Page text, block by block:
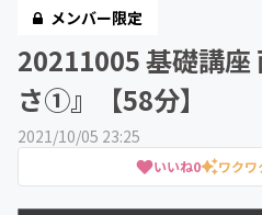
メンバー限定
20211005 基礎講座
さ①』【58分】
2021/10/05 23:25
いいね0 ワクワ